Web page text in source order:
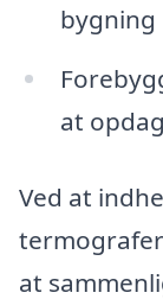
bygning
at
Ved at
at